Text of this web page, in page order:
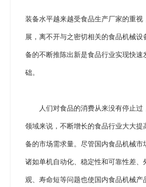
装备水平越来越受食品生产厂家的重视
展，离不开与之密切相关的食品机械设
备的不断推陈出新是食品行业实现快速
础。
人们对食品的消费从来没有停止过
领域来说，不断增长的食品行业大大提
备的市场需求量。尽管国内食品机械市
诸如单机自动化、稳定性和可靠性差、
观、寿命短等问题也使国内食品机械产